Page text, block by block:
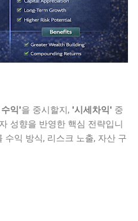
익'을 중시할지, '시세차익' 중
성향을 반영한 핵심 전략입니
수익 방식, 리스크 노출, 자산 구